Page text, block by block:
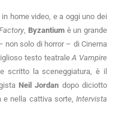
home video, e a oggi uno dei
, Byzantiumè un grande
non solo di horror – di Cinema
testo teatraleA Vampire
scritto la sceneggiatura, è il
Neil Jordan dopo diciotto
e nella cattiva sorte, Intervista